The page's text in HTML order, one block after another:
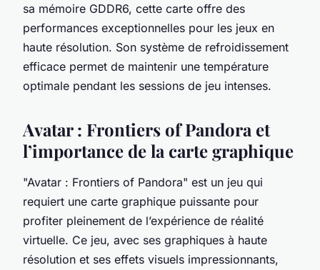
sa mémoire GDDR6, cette carte offre des
performances exceptionnelles pour les jeux en
haute résolution. Son système de refroidissement
efficace permet de maintenir une température
optimale pendant les sessions de jeu intenses.
Avatar : Frontiers of Pandora et
l’importance de la carte graphique
"Avatar : Frontiers of Pandora" est un jeu qui
requiert une carte graphique puissante pour
profiter pleinement de l’expérience de réalité
virtuelle. Ce jeu, avec ses graphiques à haute
résolution et ses effets visuels impressionnants,